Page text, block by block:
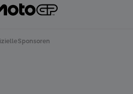
Sponsoren